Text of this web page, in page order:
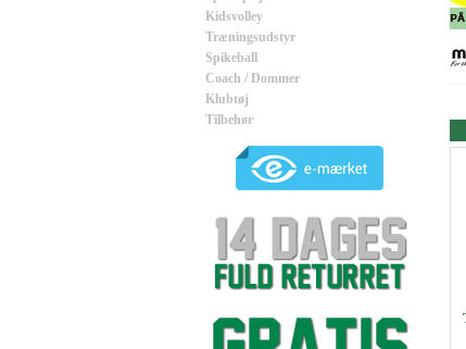
Kidsvolley
Træningsudstyr
Spikeball
Coach / Dommer
Klubtøj
Tilbehør